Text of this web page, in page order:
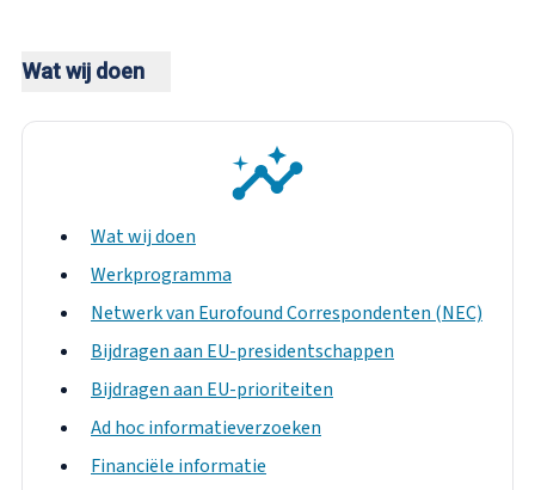
Wat wij doen
Wat wij doen
Werkprogramma
Netwerk van Eurofound Correspondenten (NEC)
Bijdragen aan EU-presidentschappen
Bijdragen aan EU-prioriteiten
Ad hoc informatieverzoeken
Financiële informatie